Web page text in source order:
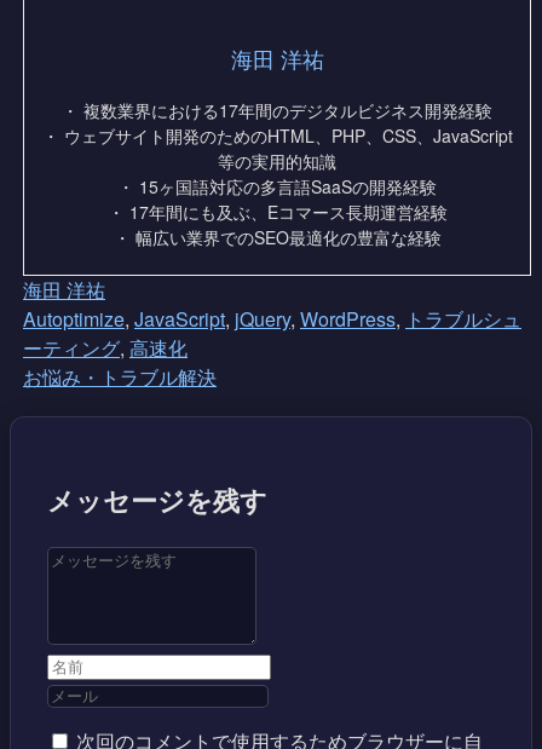
海田 洋祐
・ 複数業界における17年間のデジタルビジネス開発経験
・ ウェブサイト開発のためのHTML、PHP、CSS、JavaScript
等の実用的知識
・ 15ヶ国語対応の多言語SaaSの開発経験
・ 17年間にも及ぶ、Eコマース長期運営経験
・ 幅広い業界でのSEO最適化の豊富な経験
海田 洋祐
Autoptimize, JavaScript, jQuery, WordPress, トラブルシュ
ーティング, 高速化
お悩み・トラブル解決
メッセージを残す
次回のコメントで使用するためブラウザーに自